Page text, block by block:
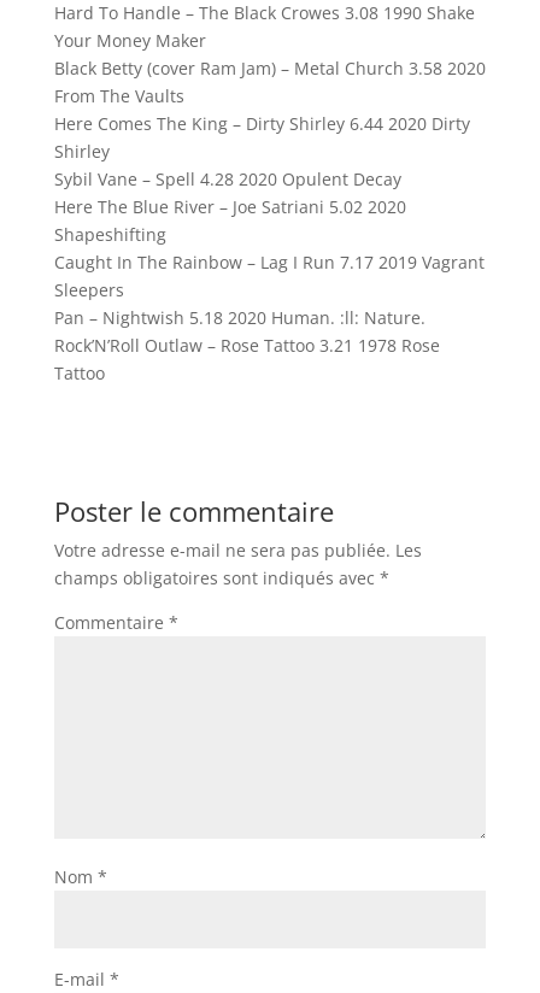
Hard To Handle – The Black Crowes 3.08 1990 Shake
Your Money Maker
Black Betty (cover Ram Jam) – Metal Church 3.58 2020
From The Vaults
Here Comes The King – Dirty Shirley 6.44 2020 Dirty
Shirley
Sybil Vane – Spell 4.28 2020 Opulent Decay
Here The Blue River – Joe Satriani 5.02 2020
Shapeshifting
Caught In The Rainbow – Lag I Run 7.17 2019 Vagrant
Sleepers
Pan – Nightwish 5.18 2020 Human. :ll: Nature.
Rock’N’Roll Outlaw – Rose Tattoo 3.21 1978 Rose
Tattoo
Poster le commentaire
Votre adresse e-mail ne sera pas publiée. Les
champs obligatoires sont indiqués avec *
Commentaire *
Nom *
E-mail *